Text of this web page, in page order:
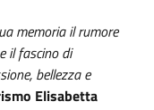
memoria il rumore
il fascino di
bellezza e
Elisabetta